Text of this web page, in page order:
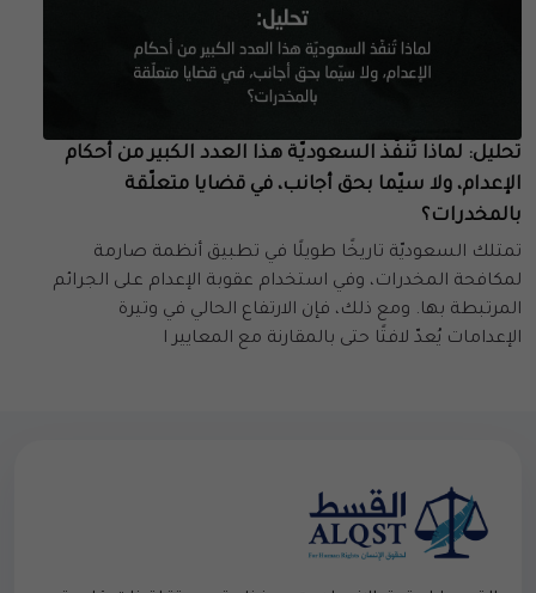
تحليل: لماذا تُنفّذ السعوديّة هذا العدد الكبير من أحكام
الإعدام، ولا سيّما بحق أجانب، في قضايا متعلّقة
بالمخدرات؟
تمتلك السعوديّة تاريخًا طويلًا في تطبيق أنظمة صارمة
لمكافحة المخدرات، وفي استخدام عقوبة الإعدام على الجرائم
المرتبطة بها. ومع ذلك، فإن الارتفاع الحالي في وتيرة
الإعدامات يُعدّ لافتًا حتى بالمقارنة مع المعايير ا